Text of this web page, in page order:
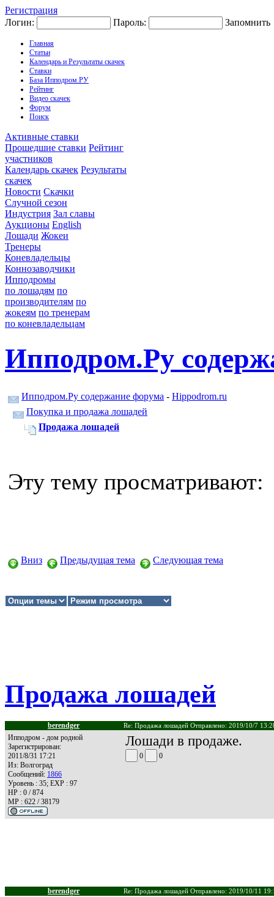
Регистрация
Логин:
Пароль: Запомнить
Главная
Статьи
Календарь и Результаты скачек
Ставки
База Ипподром.РУ
Рейтинг
Видео скачек
Форум
Поиск
Активные ставки
Прошедшие ставки Рейтинг
участников
Календарь скачек Результаты
скачек
Новости Скачки
Случной сезон
Индустрия Зал славы
Аукционы English
Лошади Жокеи
Тренеры
Коневладельцы
Коннозаводчики
Ипподромы
по лошадям по
производителям по
жокеям по тренерам
по коневладельцам
Ипподром.Ру
Ипподром.Ру содержание форума - Hippodrom.ru
Покупка и продажа лошадей
Продажа лошадей
Эту тему
Вниз Предыдущая тема Следующая тема
Продажа лошадей
berendger Re: Продажа лошадей Отправлено: 2019/10/7
Ипподром - дом родной
Зарегистрирован:
2011/8/31 17:21
Из: Волгоград
Сообщений: 1866
Уровень : 35; EXP : 97
HP : 0 / 874
MP : 622 / 38179
Лошади в продаже.
0 0
berendger Re: Продажа лошадей Отправлено: 2019/10/11